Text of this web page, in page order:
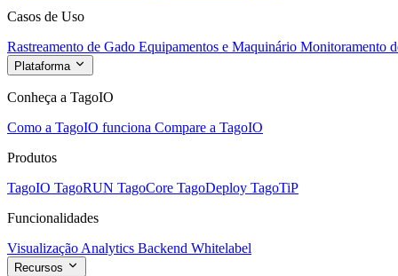
Casos de Uso
Rastreamento de Gado Equipamentos e Maquinário Monitoramento
Plataforma
Conheça a TagoIO
Como a TagoIO funciona Compare a TagoIO
Produtos
TagoIO TagoRUN TagoCore TagoDeploy TagoTiP
Funcionalidades
Visualização Analytics Backend Whitelabel
Recursos